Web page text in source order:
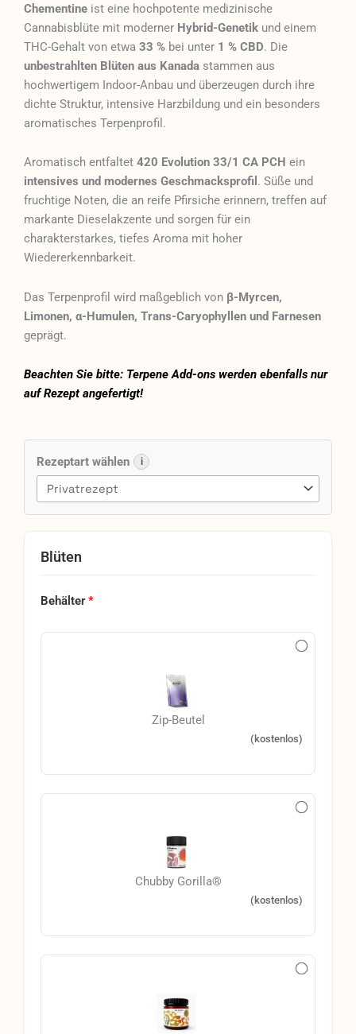
Chementine ist eine hochpotente medizinische
Cannabisblüte mit moderner Hybrid-Genetik und einem
THC-Gehalt von etwa 33 % bei unter 1 % CBD. Die
unbestrahlten Blüten aus Kanada stammen aus
hochwertigem Indoor-Anbau und überzeugen durch ihre
dichte Struktur, intensive Harzbildung und ein besonders
aromatisches Terpenprofil.
Aromatisch entfaltet 420 Evolution 33/1 CA PCH ein
intensives und modernes Geschmacksprofil . Süße und
fruchtige Noten, die an reife Pfirsiche erinnern, treffen auf
markante Dieselakzente und sorgen für ein
charakterstarkes, tiefes Aroma mit hoher
Wiedererkennbarkeit.
Das Terpenprofil wird maßgeblich von β-Myrcen,
Limonen, α-Humulen, Trans-Caryophyllen und Farnesen
geprägt.
Beachten Sie bitte: Terpene Add-ons werden ebenfalls nur
auf Rezept angefertigt!
Rezeptart wählen i
Blüten
Behälter*
Zip-Beutel
(kostenlos)
Chubby Gorilla®
(kostenlos)
33/1
Menge